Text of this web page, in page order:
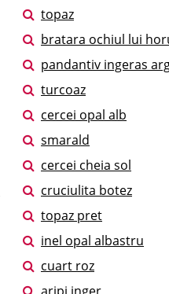
topaz
bratara ochiul lui
pandantiv ingeras
turcoaz
cercei opal alb
smarald
cercei cheia sol
cruciulita botez
topaz pret
inel opal albastru
cuart roz